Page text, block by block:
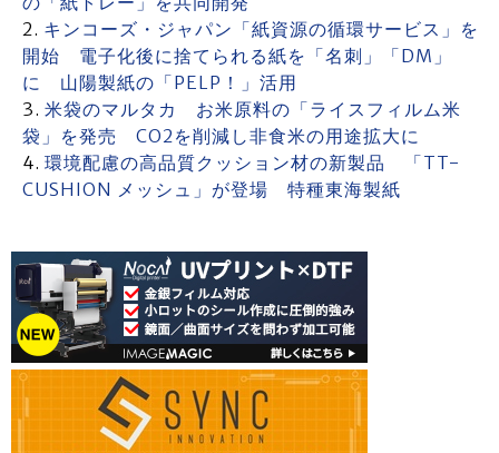
キンコーズ・ジャパン「紙資源の循環サービス」を
開始 電子化後に捨てられる紙を「名刺」「DM」
に 山陽製紙の「PELP！」活用
⽶袋のマルタカ お米原料の「ライスフィルム米
袋」を発売 CO2を削減し非食米の用途拡大に
環境配慮の高品質クッション材の新製品 「TT-
CUSHION メッシュ」が登場 特種東海製紙